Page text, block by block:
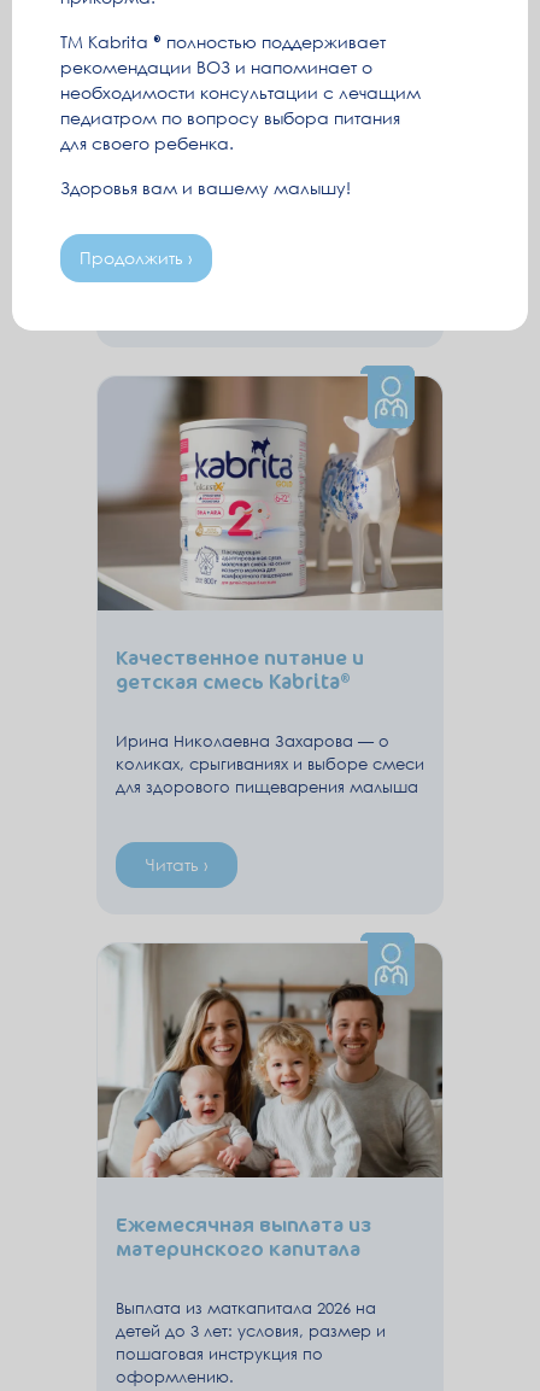
Отказ от еды в год: почему
ребенок стал хуже есть
после года и что делать
меньше? Это норма. Разбираем
Качественное питание и
детская смесь Kabrita®
Ирина Николаевна Захарова — о
коликах, срыгиваниях и выборе смеси
для здорового пищеварения малыша
Читать ›
Ежемесячная выплата из
материнского капитала
Выплата из маткапитала 2026 на
детей до 3 лет: условия, размер и
пошаговая инструкция по
оформлению.
ТМ Kabrita
полностью поддерживает
рекомендации ВОЗ и напоминает о
необходимости консультации с лечащим
педиатром по вопросу выбора питания
для своего ребенка.
Здоровья вам и вашему малышу!
Продолжить ›